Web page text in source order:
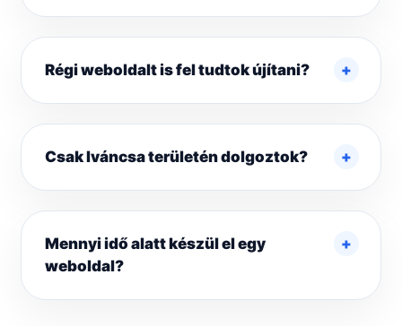
Régi weboldalt is fel tudtok újítani?
Csak Iváncsa területén dolgoztok?
Mennyi idő alatt készül el egy
weboldal?